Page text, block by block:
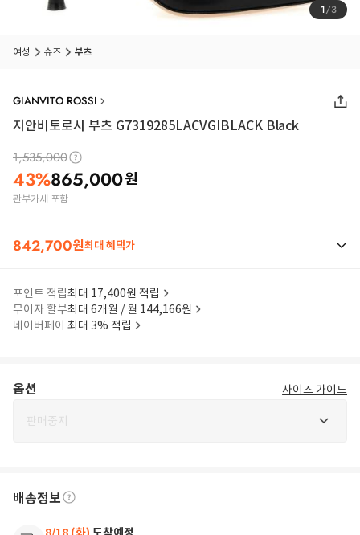
1/3
여성 슈즈 부츠
GIANVITO ROSSI
지안비토로시 부츠 G7319285LACVGIBLACK Black
1,535,000
43%865,000원
관부가세 포함
842,700원최대 혜택가
포인트 적립최대 17,400원 적립
무이자 할부최대 6개월 / 월 144,166원
네이버페이 최대 3% 적립
옵션 사이즈 가이드
판매중지
배송정보